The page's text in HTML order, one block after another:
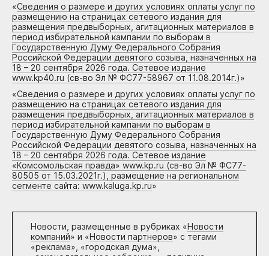
«Сведения о размере и других условиях оплаты услуг по
размещению на страницах сетевого издания для
размещения предвыборных, агитационных материалов в
период избирательной кампании по выборам в
Государственную Думу Федерального Собрания
Российской Федерации девятого созыва, назначенных на
18 – 20 сентября 2026 года. Сетевое издание
www.kp40.ru (св-во Эл № ФС77-58967 от 11.08.2014г.)»
«Сведения о размере и других условиях оплаты услуг по
размещению на страницах сетевого издания для
размещения предвыборных, агитационных материалов в
период избирательной кампании по выборам в
Государственную Думу Федерального Собрания
Российской Федерации девятого созыва, назначенных на
18 – 20 сентября 2026 года. Сетевое издание
«Комсомольская правда» www.kp.ru (св-во Эл № ФС77-
80505 от 15.03.2021г.), размещение на региональном
сегменте сайта: www.kaluga.kp.ru»
Новости, размещенные в рубриках «Новости
компаний» и «Новости партнеров» с тегами
«реклама», «городская дума»,